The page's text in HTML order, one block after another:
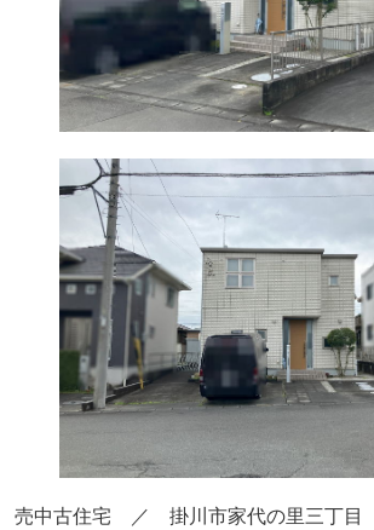
売中古住宅 ／ 掛川市家代の里三丁目